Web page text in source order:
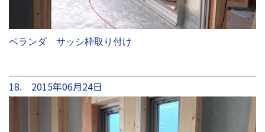
ベランダ サッシ枠取り付け
18. 2015年06月24日